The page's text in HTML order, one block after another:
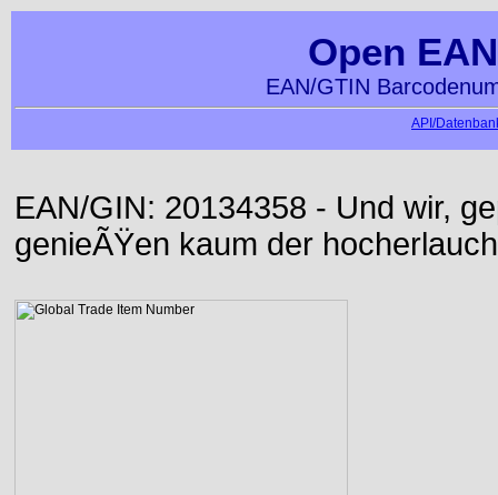
Open
EAN/GTIN
API/
EAN/GIN: 20134358 - Und wir,
genieÃŸen kaum der